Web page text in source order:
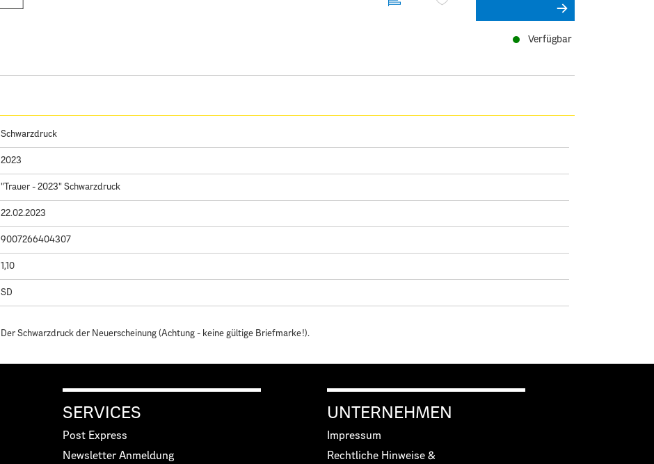
Verfügbar
Schwarzdruck
2023
"Trauer - 2023" Schwarzdruck
22.02.2023
9007266404307
1,10
SD
Der Schwarzdruck der Neuerscheinung (Achtung - keine gültige Briefmarke!).
SERVICES
Post Express
Newsletter Anmeldung
UNTERNEHMEN
Impressum
Rechtliche Hinweise &